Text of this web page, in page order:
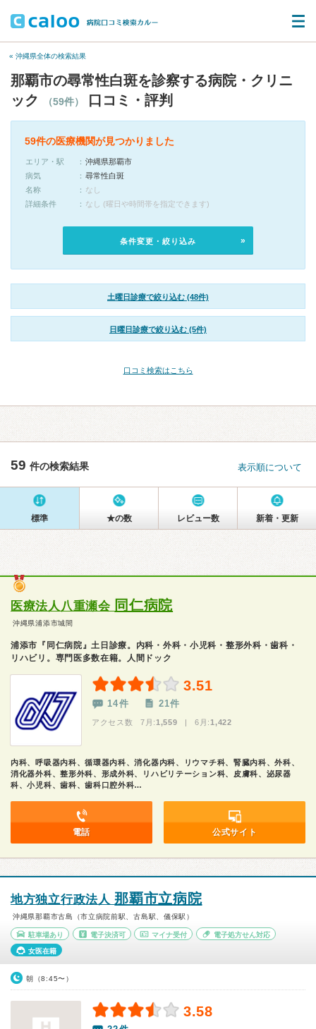
« 沖縄県全体の検索結果
那覇市の尋常性白斑を診察する病院・クリニ
ック
（59件） 口コミ・評判
59件の医療機関が見つかりました
エリア・駅
沖縄県那覇市
病気
尋常性白斑
名称
なし
詳細条件
なし (曜日や時間帯を指定できます)
条件変更・絞り込み
土曜日診療で絞り込む (48件)
日曜日診療で絞り込む (5件)
口コミ検索はこちら
59 件の検索結果 表示順について
標準 ★の数 レビュー数 新着・更新
医療法人八重瀬会 同仁病院
沖縄県浦添市城間
浦添市『同仁病院』土日診療。内科・外科・小児科・整形外科・歯科・
リハビリ。専門医多数在籍。人間ドック
3.51
14件 21件
アクセス数 7月: 1,559 | 6月: 1,422
内科、呼吸器内科、循環器内科、消化器内科、リウマチ科、腎臓内科、外科、
消化器外科、整形外科、形成外科、リハビリテーション科、皮膚科、泌尿器
科、小児科、歯科、歯科口腔外科…
電話 公式サイト
地方独立行政法人那覇市立病院
沖縄県那覇市古島（市立病院前駅、古島駅、儀保駅）
駐車場あり 電子決済可 マイナ受付 電子処方せん対応
女医在籍
朝（8:45〜）
3.58